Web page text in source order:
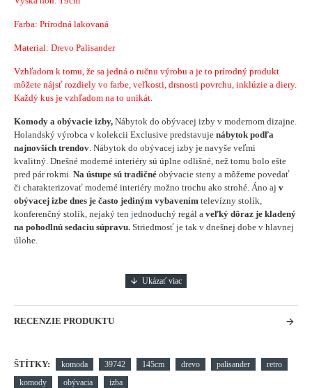
Farba: Prírodná lakovaná
Material: Drevo Palisander
Vzhľadom k tomu, že sa jedná o ručnu výrobu a je to prírodný produkt
môžete nájsť rozdiely vo farbe, veľkosti, drsnosti povrchu, inklúzie a diery.
Každý kus je vzhľadom na to unikát.
Komody a obývacie izby, Nábytok do obývacej izby v modernom dizajne.
Holandský výrobca v kolekcii Exclusive predstavuje nábytok podľa
najnovších trendov. Nábytok do obývacej izby je navyše veľmi
kvalitný. Dnešné moderné interiéry sú úplne odlišné, než tomu bolo ešte
pred pár rokmi. Na ústupe sú tradičné obývacie steny a môžeme povedať
či charakterizovať moderné interiéry možno trochu ako strohé. Áno aj v
obývacej izbe dnes je často jediným vybavením televízny stolík,
konferenčný stolík, nejaký ten jednoduchý regál a veľký dôraz je kladený
na pohodlnú sedaciu súpravu. Striedmosť je tak v dnešnej dobe v hlavnej
úlohe.
RECENZIE PRODUKTU
ŠTÍTKY: komoda 39742 145cm drevo palisander
retro
komody
obývacia izba